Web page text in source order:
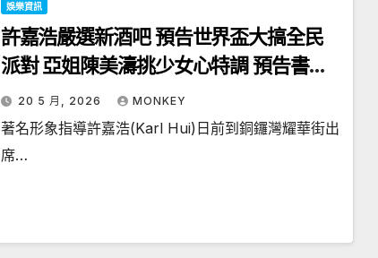
娛樂資訊
許嘉浩嚴選新酒吧 預告世界盃大搞全民
派對 亞姐陳美濤挑少女心特調 預告書展
出新作
20 5 月, 2026 MONKEY
著名形象指導許嘉浩(Karl Hui)日前到銅鑼灣耀華街出
席…